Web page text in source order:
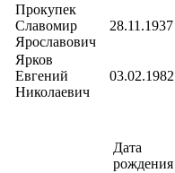
Прокупек
Славомир
Ярославович
28.11.1937
Ярков
Евгений
Николаевич
03.02.1982
Дата
рождения